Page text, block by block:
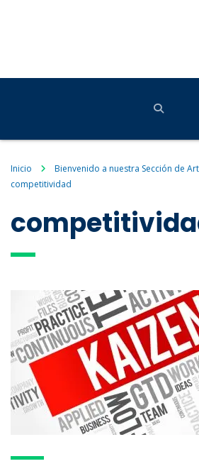
Inicio
Bienvenido a nuestra Sección de
competitividad